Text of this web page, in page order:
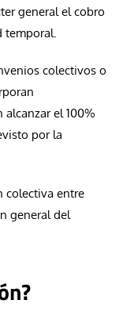
general el cobro
temporal.
colectivos o
el 100%
por la
colectiva entre
general del